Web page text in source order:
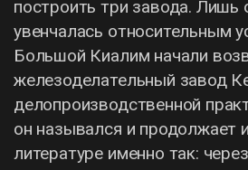
построить три завода. Лишь
увенчалась относительным
Большой Киалим начали
железоделательный завод
делопроизводственной
он назывался и продолжает
литературе именно так: